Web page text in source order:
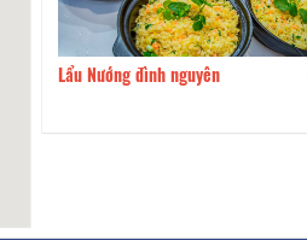
Lẩu Nướng đình nguyên